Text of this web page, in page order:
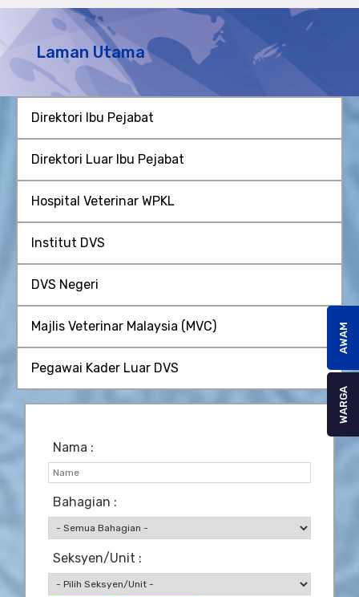
Laman Utama
Direktori Ibu Pejabat
Direktori Luar Ibu Pejabat
Hospital Veterinar WPKL
Institut DVS
DVS Negeri
Majlis Veterinar Malaysia (MVC)
Pegawai Kader Luar DVS
Nama :
Bahagian :
Seksyen/Unit :
AWAM
WARGA